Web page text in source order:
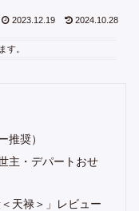
2023.12.19 2024.10.28
す。
推奨）
主・デパートおせ
天禄＞」レビュー